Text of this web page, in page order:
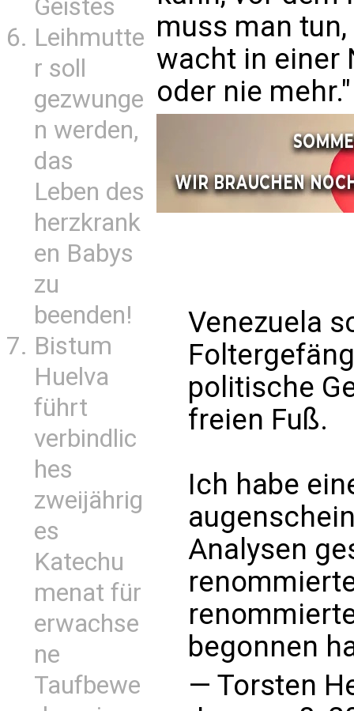
Geistes
Leihmutte
r soll
gezwunge
n werden,
das
Leben des
herzkrank
en Babys
zu
beenden!
Bistum
Huelva
führt
verbindlic
hes
zweijährig
es
Katechu
menat für
erwachse
ne
Taufbewe
muss man
wacht in einer
oder nie mehr."
Venezuela
politische
freien Fuß.
Ich habe
Analysen
begonnen
— Torsten